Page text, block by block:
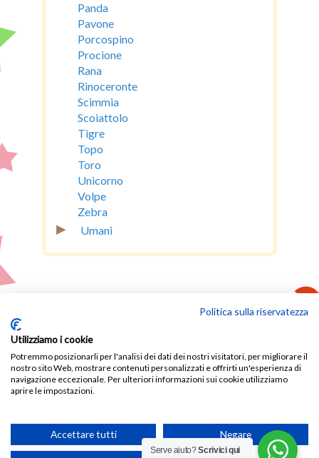
Panda
Pavone
Porcospino
Procione
Rana
Rinoceronte
Scimmia
Scoiattolo
Tigre
Topo
Toro
Unicorno
Volpe
Zebra
▸ Umani
SITO WEB DI MASCOT SHOP - P.I.
01936420437 - REA: MC-194062 -PRIVACY -
COOKIES- TRASPARENZA
Serve aiuto?Scrivici qui
Politica sulla riservatezza
Utilizziamo i cookie
Potremmo posizionarli per l'analisi dei dati dei nostri visitatori, per migliorare il
nostro sito Web, mostrare contenuti personalizzati e offrirti un'esperienza di
navigazione eccezionale. Per ulteriori informazioni sui cookie utilizziamo
aprire le impostazioni.
Accettare tutti Negare